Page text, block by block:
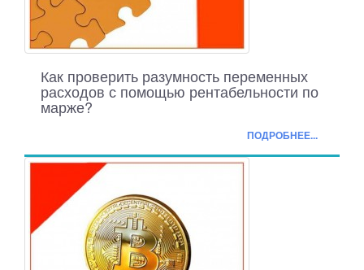
Как проверить разумность переменных
расходов с помощью рентабельности по
марже?
ПОДРОБНЕЕ...